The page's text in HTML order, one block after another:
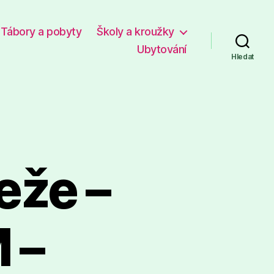
Tábory a pobyty
Školy a kroužky
Ubytování
Hledat
–
–